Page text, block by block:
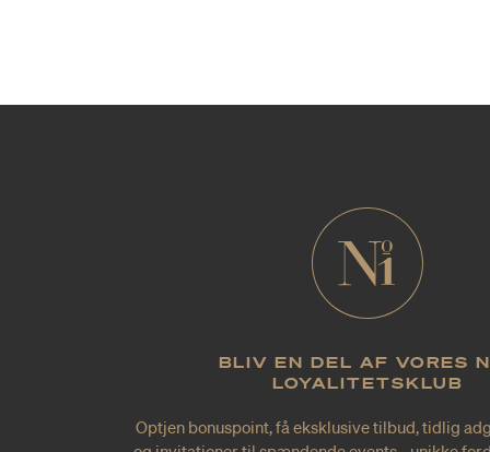
BLIV EN DEL AF VORES
LOYALITETSKLUB
Optjen bonuspoint, få eksklusive tilbud, tidlig